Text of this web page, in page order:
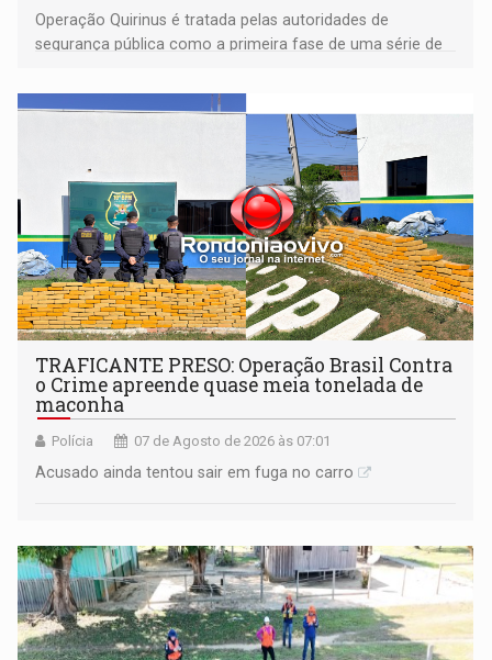
Operação Quirinus é tratada pelas autoridades de
segurança pública como a primeira fase de uma série de
TRAFICANTE PRESO: Operação Brasil Contra
o Crime apreende quase meia tonelada de
maconha
Polícia 07 de Agosto de 2026 às 07:01
Acusado ainda tentou sair em fuga no carro